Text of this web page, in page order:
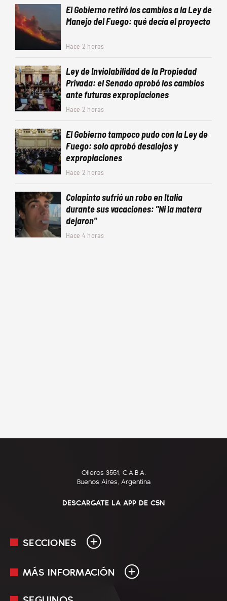
El Gobierno retiró los cambios a la Ley de
Manejo del Fuego: qué decía el proyecto
Hace 2 horas
Ley de Inviolabilidad de la Propiedad
Privada: el Senado aprobó los cambios
ante futuras expropiaciones
Hace 2 horas
El Gobierno tampoco pudo con la Ley de
Fuego: solo aprobó desalojos y
expropiaciones
Hace 2 horas
Colapinto sufrió un robo en Italia
durante sus vacaciones: "Ni la matera
dejaron"
Hace 4 horas
Olleros 3551, C.A.B.A.
Buenos Aires, Argentina
DESCARGATE LA APP DE C5N
SECCIONES
En Vivo
MÁS INFORMACIÓN